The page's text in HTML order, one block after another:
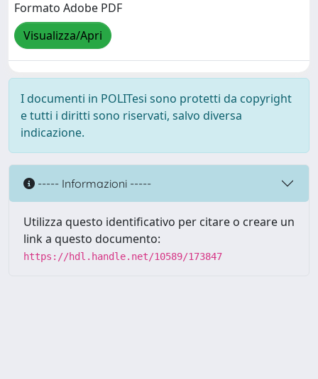
Formato Adobe PDF
Visualizza/Apri
I documenti in POLITesi sono protetti da copyright
e tutti i diritti sono riservati, salvo diversa
indicazione.
----- Informazioni -----
Utilizza questo identificativo per citare o creare un
link a questo documento:
https://hdl.handle.net/10589/173847